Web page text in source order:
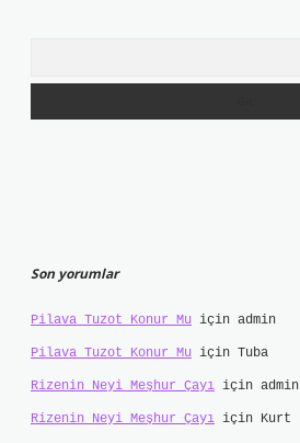
Son yorumlar
Pilava Tuzot Konur Mu için admin
Pilava Tuzot Konur Mu için Tuba
Rizenin Neyi Meşhur Çayı için admin
Rizenin Neyi Meşhur Çayı için Kurt